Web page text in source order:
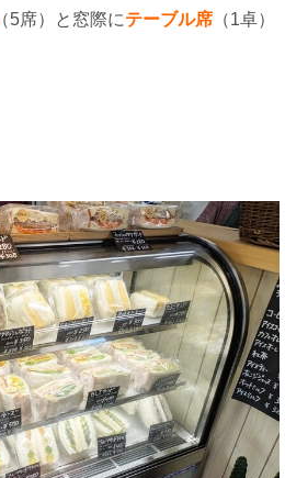
（5席）と窓際にテーブル席 （1卓）